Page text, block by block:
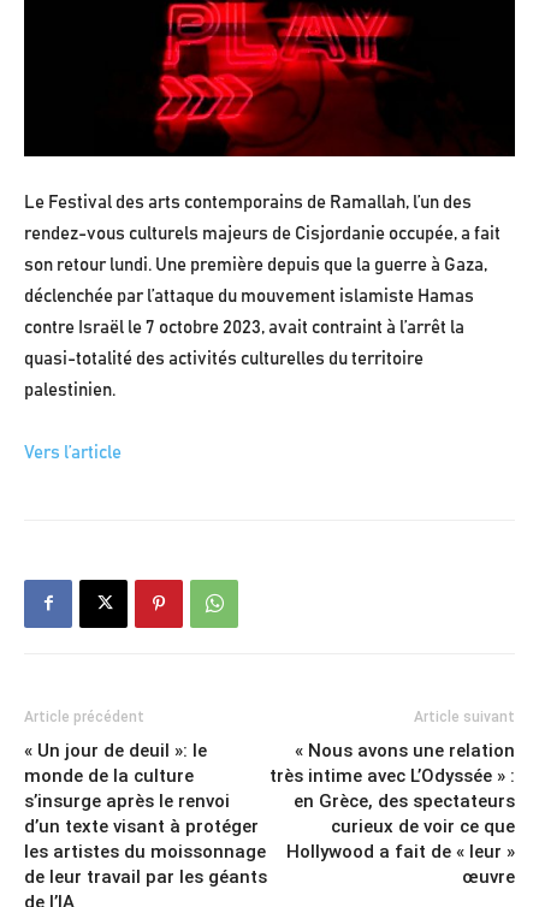
Le Festival des arts contemporains de Ramallah, l’un des
rendez-vous culturels majeurs de Cisjordanie occupée, a fait
son retour lundi. Une première depuis que la guerre à Gaza,
déclenchée par l’attaque du mouvement islamiste Hamas
contre Israël le 7 octobre 2023, avait contraint à l’arrêt la
quasi-totalité des activités culturelles du territoire
palestinien.
Vers l’article
Article précédent
« Un jour de deuil »: le
monde de la culture
s’insurge après le renvoi
d’un texte visant à protéger
les artistes du moissonnage
de leur travail par les géants
de l’IA
Article suivant
« Nous avons une relation
très intime avec L’Odyssée » :
en Grèce, des spectateurs
curieux de voir ce que
Hollywood a fait de « leur »
œuvre